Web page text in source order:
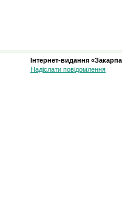
Інтернет-видання
Надіслати повідомлення